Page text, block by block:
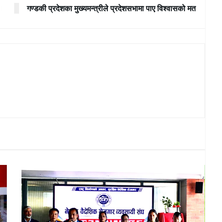
गण्डकी प्रदेशका मुख्यमन्त्रीले प्रदेशसभामा पाए विश्वासको मत